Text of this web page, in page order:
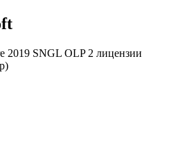
2019 SNGL OLP 2 лицензии